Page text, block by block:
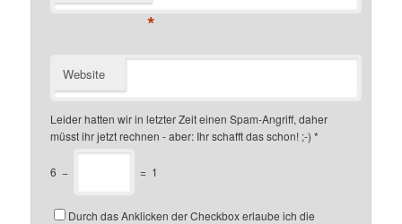
*
Website
Leider hatten wir in letzter Zeit einen Spam-Angriff, daher
müsst ihr jetzt rechnen - aber: Ihr schafft das schon! ;-) *
6 − = 1
Durch das Anklicken der Checkbox erlaube ich die